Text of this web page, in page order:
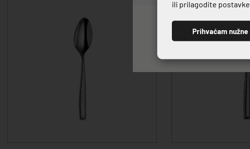
ili prilagodite postavke.
Prihvaćam nužne